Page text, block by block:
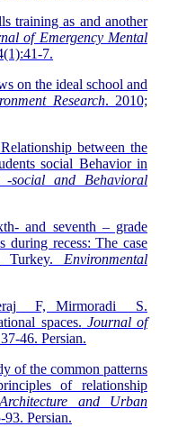
training as and another
of Emergency Mental
7.
on the ideal school and
Research. 2010;
between the
social Behavior in
social and Behavioral
and seventh – grade
during recess: The case
Environmental
F, Mirmoradi S.
spaces. Journal of
46. Persian.
of the common patterns
of relationship
and Urban
Persian.